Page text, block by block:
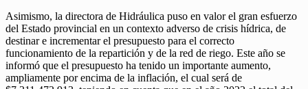
Asimismo, la directora de Hidráulica puso en valor el gran esfuerzo
del Estado provincial en un contexto adverso de crisis hídrica, de
destinar e incrementar el presupuesto para el correcto
funcionamiento de la repartición y de la red de riego. Este año se
informó que el presupuesto ha tenido un importante aumento,
ampliamente por encima de la inflación, el cual será de